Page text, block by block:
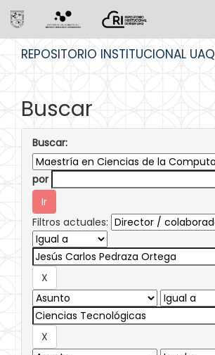
REPOSITORIO INSTITUCIONAL UAQ
Buscar
Buscar:
por
Filtros actuales: